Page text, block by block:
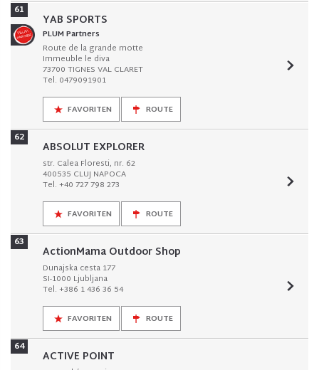
61
YAB SPORTS
PLUM Partners
Route de la grande motte
Immeuble le diva
73700 TIGNES VAL CLARET
Tel. 0479091901
FAVORITEN ROUTE
62
ABSOLUT EXPLORER
str. Calea Floresti, nr. 62
400535 CLUJ NAPOCA
Tel. +40 727 798 273
FAVORITEN ROUTE
63
ActionMama Outdoor Shop
Dunajska cesta 177
SI-1000 Ljubljana
Tel. +386 1 436 36 54
FAVORITEN ROUTE
64
ACTIVE POINT